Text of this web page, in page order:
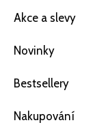
Akce a slevy
Novinky
Bestsellery
Nakupování